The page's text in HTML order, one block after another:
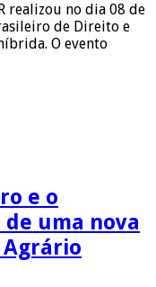
realizou no dia 08 de
de Direito e
O evento
e o
uma nova